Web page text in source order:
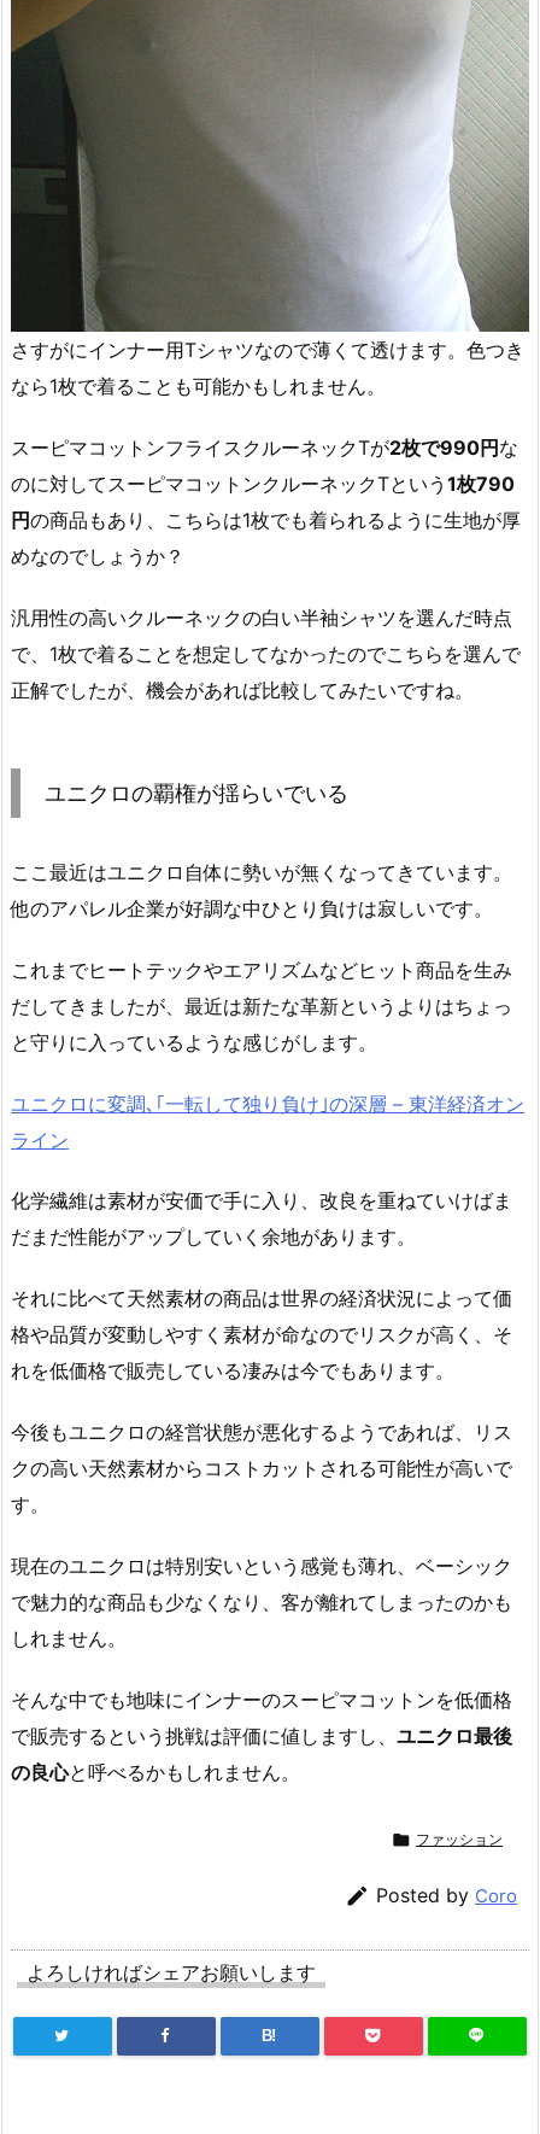
さすがにインナー用Tシャツなので薄くて透けます。色つき
なら1枚で着ることも可能かもしれません。
スーピマコットンフライスクルーネックTが2枚で990円 な
のに対してスーピマコットンクルーネックTという 1枚790
円の商品もあり、こちらは1枚でも着られるように生地が厚
めなのでしょうか？
汎用性の高いクルーネックの白い半袖シャツを選んだ時点
で、1枚で着ることを想定してなかったのでこちらを選んで
正解でしたが、機会があれば比較してみたいですね。
ユニクロの覇権が揺らいでいる
ここ最近はユニクロ自体に勢いが無くなってきています。
他のアパレル企業が好調な中ひとり負けは寂しいです。
これまでヒートテックやエアリズムなどヒット商品を生み
だしてきましたが、最近は新たな革新というよりはちょっ
と守りに入っているような感じがします。
ユニクロに変調､｢一転して独り負け｣の深層 – 東洋経済オン
ライン
化学繊維は素材が安価で手に入り、改良を重ねていけばま
だまだ性能がアップしていく余地があります。
それに比べて天然素材の商品は世界の経済状況によって価
格や品質が変動しやすく素材が命なのでリスクが高く、そ
れを低価格で販売している凄みは今でもあります。
今後もユニクロの経営状態が悪化するようであれば、リス
クの高い天然素材からコストカットされる可能性が高いで
す。
現在のユニクロは特別安いという感覚も薄れ、ベーシック
で魅力的な商品も少なくなり、客が離れてしまったのかも
しれません。
そんな中でも地味にインナーのスーピマコットンを低価格
で販売するという挑戦は評価に値しますし、 ユニクロ最後
の良心と呼べるかもしれません。
 ファッション
 Posted by Coro
よろしければシェアお願いします
B!